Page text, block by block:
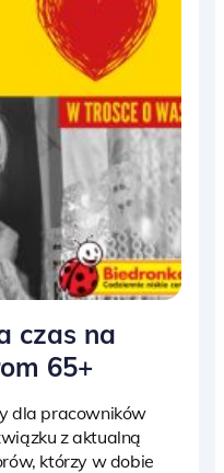
czas na
65+
dla pracowników
z aktualną
którzy w dobie